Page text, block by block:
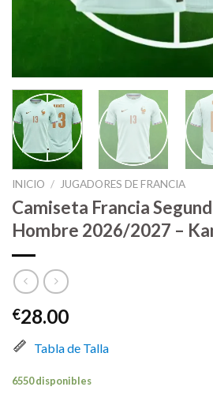
INICIO / JUGADORES DE FRANCIA
Camiseta Francia
Hombre 2026/2027 –
€28.00
Tabla de Talla
6550 disponibles